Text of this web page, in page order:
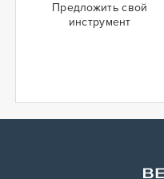
Предложить свой
инструмент